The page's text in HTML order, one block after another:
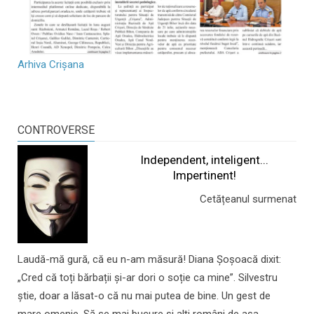
Arhiva Crișana
CONTROVERSE
Independent, inteligent...
Impertinent!
Cetățeanul surmenat
Laudă-mă gură, că eu n-am măsură! Diana Șoșoacă dixit:
„Cred că toți bărbații și-ar dori o soție ca mine”. Silvestru
știe, doar a lăsat-o că nu mai putea de bine. Un gest de